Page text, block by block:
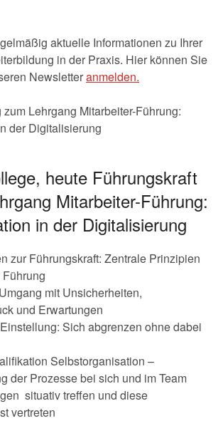
aktuelle Informationen zu Ihrer
in der Praxis. Hier können Sie
Newsletteranmelden.
zum Lehrgang Mitarbeiter-Führung:
der Digitalisierung
heute Führungskraft
Mitarbeiter-Führung:
in der Digitalisierung
zur Führungskraft: Zentrale Prinzipien
mit Unsicherheiten,
und Erwartungen
Sich abgrenzen ohne dabei
Selbstorganisation –
der Prozesse bei sich und im Team
situativ treffen und diese
vertreten